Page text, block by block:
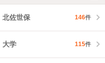
北佐世保 146件
大学 115件